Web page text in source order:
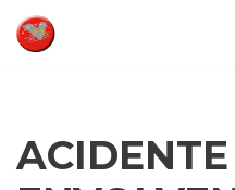
Pular
ACIDENTE